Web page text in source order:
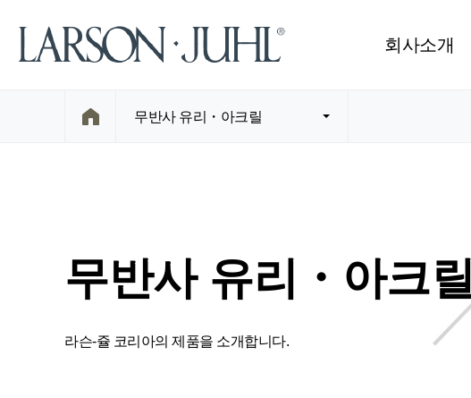
회사소개
무반사 유리・아크릴
무반사 유리・아크릴
라슨-쥴 코리아의 제품을 소개합니다.